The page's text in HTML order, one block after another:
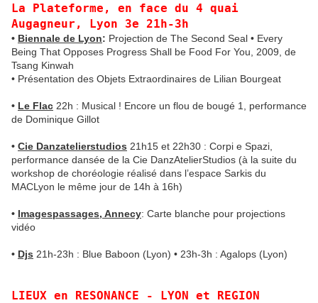
La Plateforme, en face du 4 quai
Augagneur, Lyon 3e 21h-3h
• Biennale de Lyon: Projection de The Second Seal • Every
Being That Opposes Progress Shall be Food For You, 2009, de
Tsang Kinwah
• Présentation des Objets Extraordinaires de Lilian Bourgeat
• Le Flac 22h : Musical ! Encore un flou de bougé 1, performance
de Dominique Gillot
• Cie Danzatelierstudios 21h15 et 22h30 : Corpi e Spazi,
performance dansée de la Cie DanzAtelierStudios (à la suite du
workshop de choréologie réalisé dans l’espace Sarkis du
MACLyon le même jour de 14h à 16h)
• Imagespassages, Annecy: Carte blanche pour projections
vidéo
• Djs 21h-23h : Blue Baboon (Lyon) • 23h-3h : Agalops (Lyon)
LIEUX en RESONANCE - LYON et REGION